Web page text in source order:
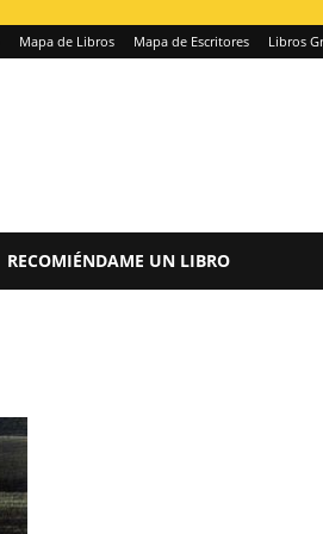
Mapa de Libros Mapa de Escritores Libros
RECOMIÉNDAME UN LIBRO